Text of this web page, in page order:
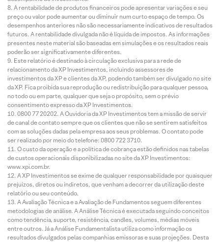
A rentabilidade de produtos financeiros pode apresentar variações e seu
preço ou valor pode aumentar ou diminuir num curto espaço de tempo. Os
desempenhos anteriores não são necessariamente indicativos de resultados
futuros. A rentabilidade divulgada não é líquida de impostos. As informações
presentes neste material são baseadas em simulações e os resultados reais
poderão ser significativamente diferentes.
Este relatório é destinado à circulação exclusiva para a rede de
relacionamento da XP Investimentos, incluindo assessores de
investimentos da XP e clientes da XP, podendo também ser divulgado no site
da XP. Fica proibida sua reprodução ou redistribuição para qualquer pessoa,
no todo ou em parte, qualquer que seja o propósito, sem o prévio
consentimento expresso da XP Investimentos.
0800 77 20202. A Ouvidoria da XP Investimentos tem a missão de servir
de canal de contato sempre que os clientes que não se sentirem satisfeitos
com as soluções dadas pela empresa aos seus problemas. O contato pode
ser realizado por meio do telefone: 0800 722 3710.
O custo da operação e a política de cobrança estão definidos nas tabelas
de custos operacionais disponibilizadas no site da XP Investimentos:
www.xpi.com.br.
A XP Investimentos se exime de qualquer responsabilidade por quaisquer
prejuízos, diretos ou indiretos, que venham a decorrer da utilização deste
relatório ou seu conteúdo.
A Avaliação Técnica e a Avaliação de Fundamentos seguem diferentes
metodologias de análise. A Análise Técnica é executada seguindo conceitos
como tendência, suporte, resistência, candles, volumes, médias móveis
entre outros. Já a Análise Fundamentalista utiliza como informação os
resultados divulgados pelas companhias emissoras e suas projeções. Desta